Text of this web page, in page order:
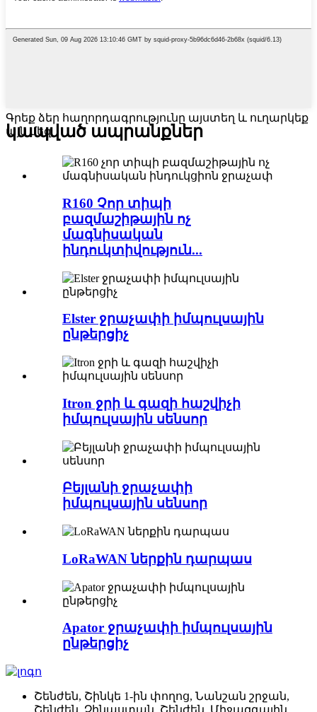
Գրեք ձեր հաղորդագրությունը այստեղ և ուղարկեք
այն մեզ
կապված ապրանքներ
R160 Չոր տիպի
բազմաշիթային ոչ
մագնիսական
ինդուկտիվություն...
Elster ջրաչափի իմպուլսային
ընթերցիչ
Itron ջրի և գազի հաշվիչի
իմպուլսային սենսոր
Բեյլանի ջրաչափի
իմպուլսային սենսոր
LoRaWAN ներքին դարպաս
Apator ջրաչափի իմպուլսային
ընթերցիչ
Շենժեն, Շինկե 1-ին փողոց, Նանշան շրջան,
Շենժեն, Չինաստան, Շենժեն, Միջազգային